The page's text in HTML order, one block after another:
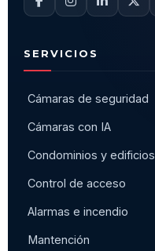
SERVICIOS
Cámaras de seguridad
Cámaras con IA
Condominios y edificios
Control de acceso
Alarmas e incendio
Mantención